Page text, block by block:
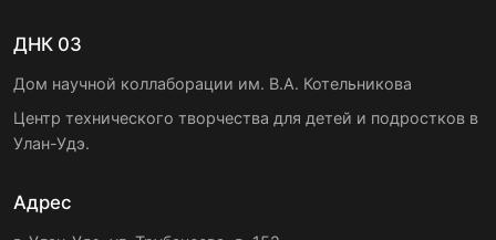
ДНК 03
Дом научной коллаборации им. В.А. Котельникова
Центр технического творчества для детей и подростков в
Улан-Удэ.
Адрес